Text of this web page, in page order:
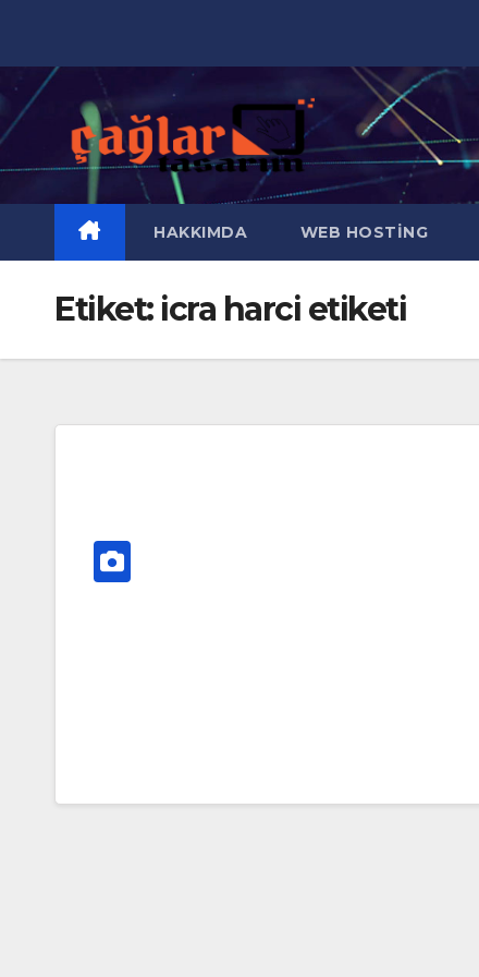
content
HAKKIMDA WEB HOSTING
Etiket: icra harci etiketi